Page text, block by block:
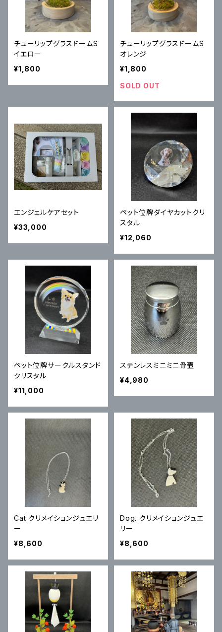
チューリップグラスドームS
イエロー
¥1,800
チューリップグラスドームS
オレンジ
¥1,800
SOLD OUT
エンジェルケアセット
¥33,000
ペット位牌ダイヤカットクリ
スタル
¥12,060
ペット位牌サークルスタンド
クリスタル
¥11,000
ステンレスミニミニ骨壷
¥4,980
Cat クリメイションジュエリ
ー
¥8,600
Dog. クリメイションジュエ
リー
¥8,600